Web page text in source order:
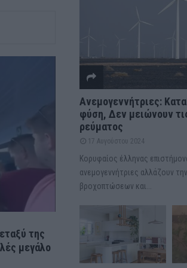
της
μεγάλο
Ανεμογεννήτριες:
φύση, Δεν μειώνουν
ρεύματος
17 Αυγούστου 2024
Κορυφαίος έλληνας
ανεμογεννήτριες αλλάζουν
βροχοπτώσεων και...